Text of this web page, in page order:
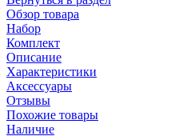
Обзор товара
Набор
Комплект
Описание
Характеристики
Аксессуары
Отзывы
Похожие товары
Наличие